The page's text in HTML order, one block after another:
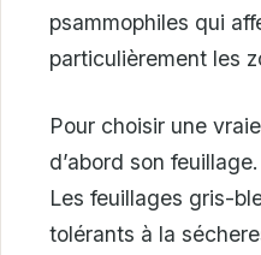
psammophiles qui
particulièrement les
Pour choisir une
d’abord son feuillage.
Les feuillages gris-
tolérants à la